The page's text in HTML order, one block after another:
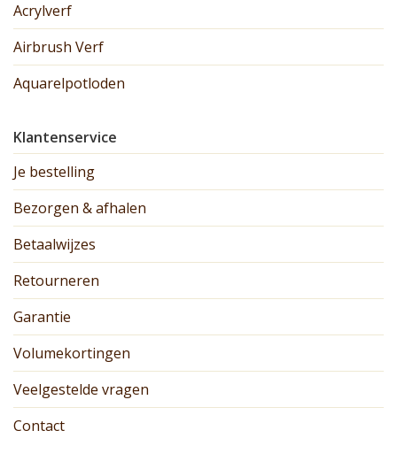
Acrylverf
Airbrush Verf
Aquarelpotloden
Klantenservice
Je bestelling
Bezorgen & afhalen
Betaalwijzes
Retourneren
Garantie
Volumekortingen
Veelgestelde vragen
Contact